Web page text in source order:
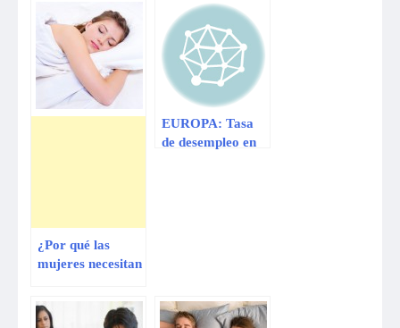
¿Por qué las
mujeres necesitan
sueño que los
hombres?
EUROPA: Tasa
de desempleo en